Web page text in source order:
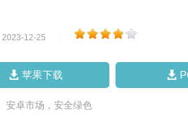
2023-12-25
苹果下载
安卓市场，安全绿色